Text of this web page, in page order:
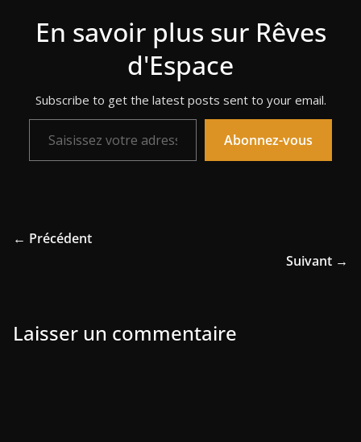
En savoir plus sur Rêves
d'Espace
Subscribe to get the latest posts sent to your email.
Saisissez votre adresse e-mail…
Abonnez-vous
← Précédent
Suivant →
Laisser un commentaire